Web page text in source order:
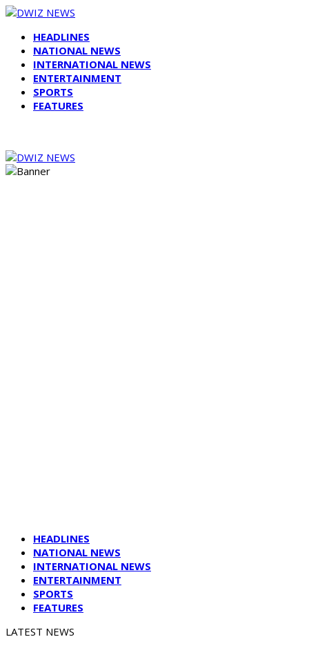
HEADLINES
NATIONAL NEWS
INTERNATIONAL NEWS
ENTERTAINMENT
SPORTS
FEATURES
HEADLINES
NATIONAL NEWS
INTERNATIONAL NEWS
ENTERTAINMENT
SPORTS
FEATURES
LATEST NEWS